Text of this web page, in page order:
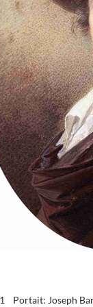
Portait: Joseph